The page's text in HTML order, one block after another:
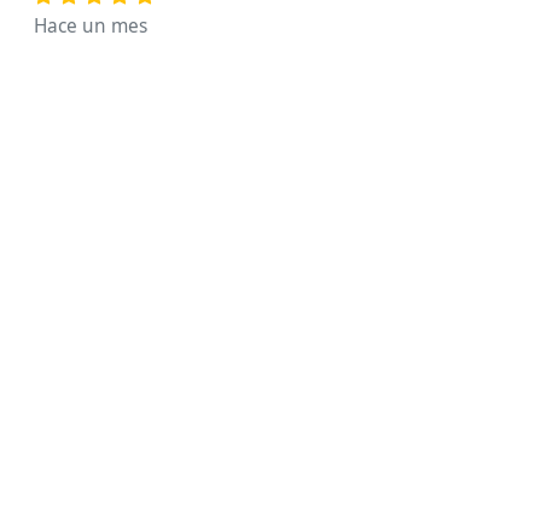
Hace un mes